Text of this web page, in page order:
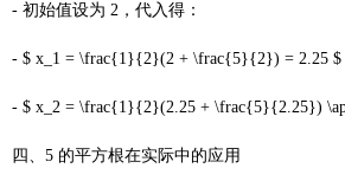
- 初始值设为 2，代入得：
- $ x_1 = \frac{1}{2}(2 + \frac{5}{2}) = 2.25 $
- $ x_2 = \frac{1}{2}(2.25 + \frac{5}{2.25})
四、5 的平方根在实际中的应用